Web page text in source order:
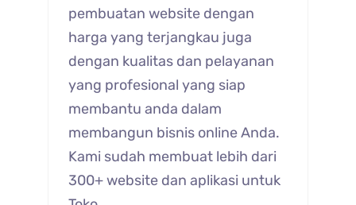
pembuatan website dengan
harga yang terjangkau juga
dengan kualitas dan pelayanan
yang profesional yang siap
membantu anda dalam
membangun bisnis online Anda.
Kami sudah membuat lebih dari
300+ website dan aplikasi untuk